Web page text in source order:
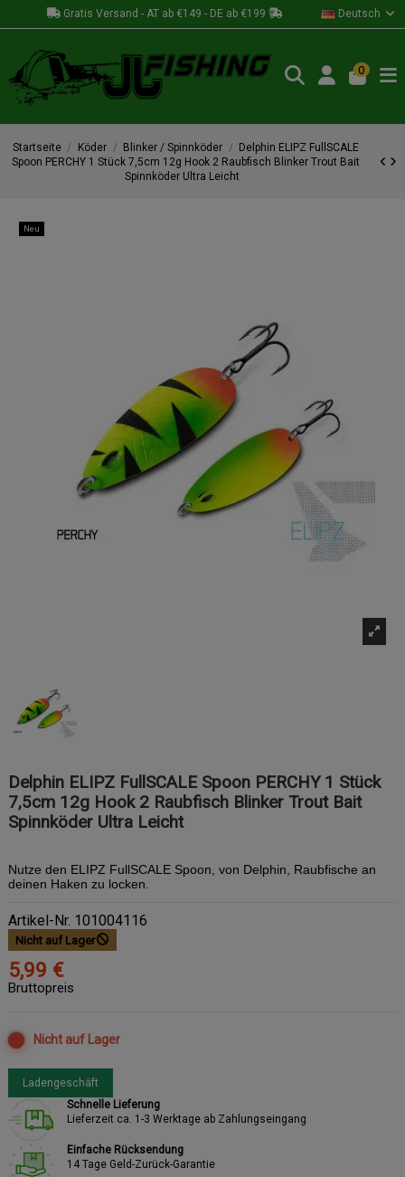
Gratis Versand - AT ab €149 - DE ab €199 Deutsch
0
Startseite Köder Blinker / Spinnköder
Delphin ELIPZ FullSCALE
Spoon PERCHY 1 Stück 7,5cm 12g Hook 2 Raubfisch Blinker Trout Bait
Spinnköder Ultra Leicht
Neu
Delphin ELIPZ FullSCALE Spoon PERCHY 1 Stück
7,5cm 12g Hook 2 Raubfisch Blinker Trout Bait
Spinnköder Ultra Leicht
Nutze den ELIPZ FullSCALE Spoon, von Delphin, Raubfische an
deinen Haken zu locken.
Artikel-Nr. 101004116
Nicht auf Lager
5,99 €
Bruttopreis
Nicht auf Lager
Ladengeschäft
Schnelle Lieferung
Lieferzeit ca. 1-3 Werktage ab Zahlungseingang
Einfache Rücksendung
14 Tage Geld-Zurück-Garantie